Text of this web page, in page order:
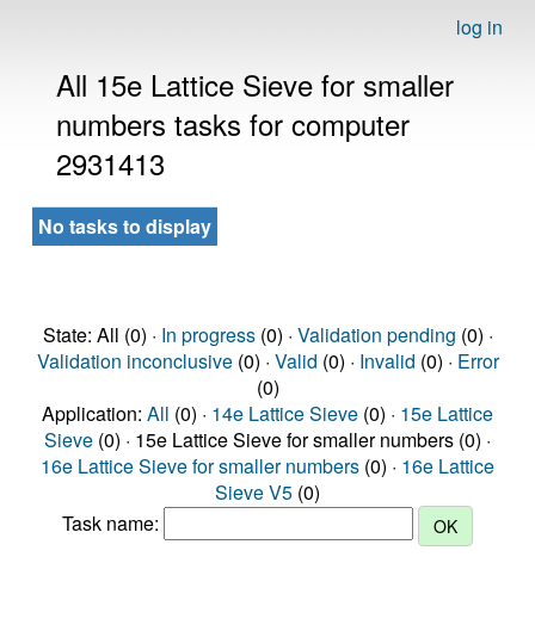
log in
All 15e Lattice Sieve for smaller
numbers tasks for computer
2931413
No tasks to display
State: All (0) · In progress(0) · Validation pending (0) ·
Validation inconclusive(0) · Valid (0) · Invalid (0) · Error
(0)
Application: All (0) · 14e Lattice Sieve (0) · 15e Lattice
Sieve (0) · 15e Lattice Sieve for smaller numbers (0) ·
16e Lattice Sieve for smaller numbers (0) · 16e Lattice
Sieve V5 (0)
Task name: